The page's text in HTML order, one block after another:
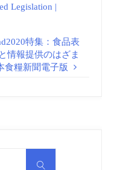
Legislation |
特集：食品表
情報提供のはざま
食糧新聞電子版
検